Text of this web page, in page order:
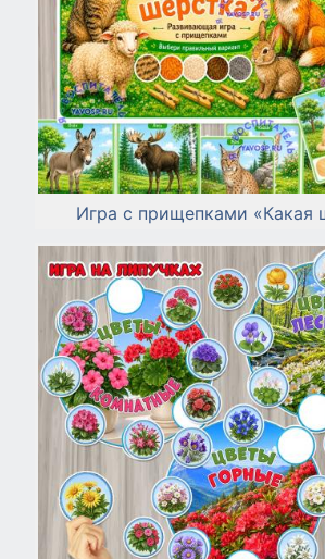
Игра с прищепками «Какая